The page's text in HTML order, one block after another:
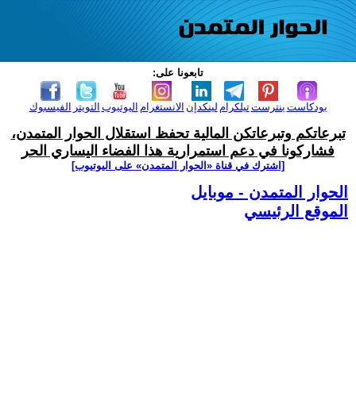
تابعونا على:
الفيسبوك التويتر اليوتيوب الانستغرام لينكدإن تيلكرامبنترست بودكاست
تبرعاتكم وتبرعاتكن المالية تحفظ استقلال الحوار المتمدن،
فشاركونا في دعم استمرارية هذا الفضاء اليساري الحر
[اشترك في قناة ‫«الحوار المتمدن» على اليوتيوب]
الحوار المتمدن - موبايل
الموقع الرئيسي